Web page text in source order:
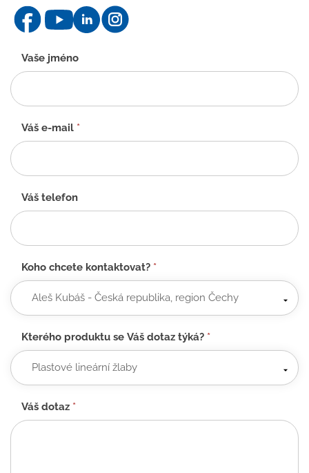
Kontaktní
formulář
-
CZ
Vaše jméno
Váš e-mail *
Váš telefon
Koho chcete kontaktovat? *
Kterého produktu se Váš dotaz týká? *
Váš dotaz *